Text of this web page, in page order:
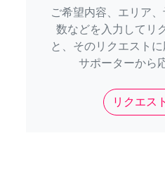
ご希望内容、エリア
数などを入力してリ
と、そのリクエスト
サポーターから
リクエス